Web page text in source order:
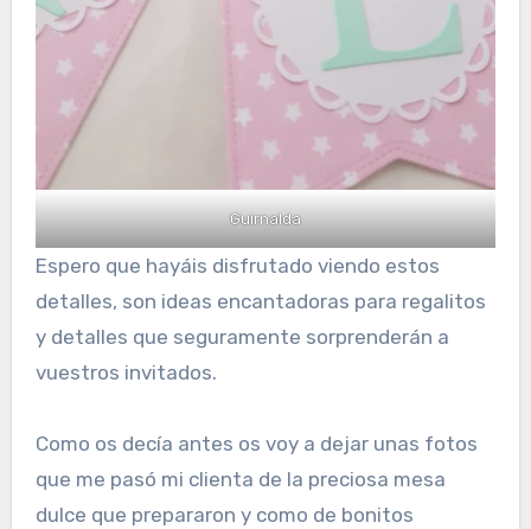
Guirnalda
Espero que hayáis disfrutado viendo estos
detalles, son ideas encantadoras para regalitos
y detalles que seguramente sorprenderán a
vuestros invitados.
Como os decía antes os voy a dejar unas fotos
que me pasó mi clienta de la preciosa mesa
dulce que prepararon y como de bonitos